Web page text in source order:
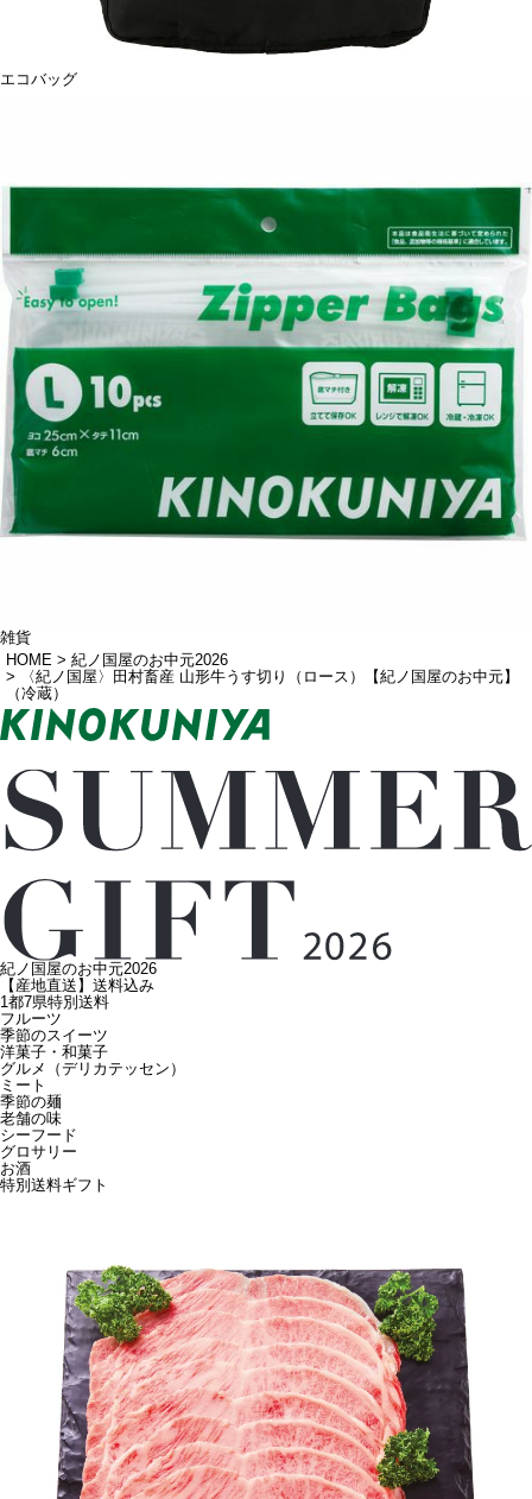
エコバッグ
雑貨
HOME
紀ノ国屋のお中元2026
〈紀ノ国屋〉田村畜産 山形牛うす切り（ロース）【紀ノ国屋のお中元】
（冷蔵）
紀ノ国屋のお中元2026
【産地直送】送料込み
1都7県特別送料
フルーツ
季節のスイーツ
洋菓子・和菓子
グルメ（デリカテッセン）
ミート
季節の麺
老舗の味
シーフード
グロサリー
お酒
特別送料ギフト